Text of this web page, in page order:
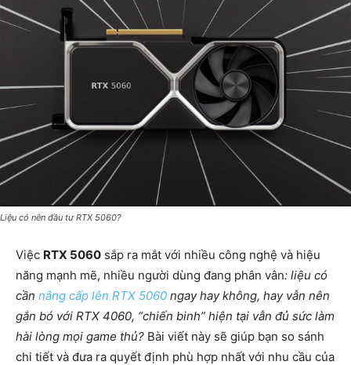
Liệu có nên đầu tư RTX 5060?
Việc RTX 5060 sắp ra mắt với nhiều công nghệ và hiệu
năng mạnh mẽ, nhiều người dùng đang phân vân: liệu có
cần nâng cấp lên RTX 5060 ngay hay không, hay vẫn nên
gắn bó với RTX 4060, “chiến binh” hiện tại vẫn đủ sức làm
hài lòng mọi game thủ? Bài viết này sẽ giúp bạn so sánh
chi tiết và đưa ra quyết định phù hợp nhất với nhu cầu của